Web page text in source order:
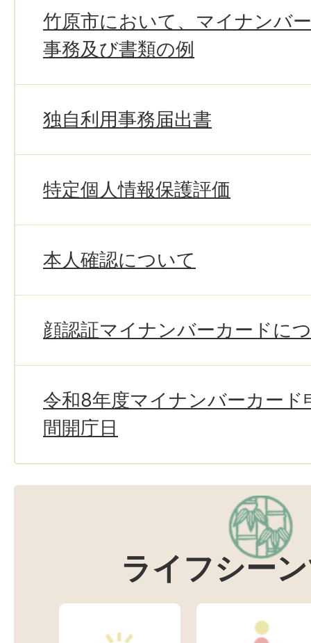
竹原市において、マイナンバ
事務及び書類の例
独自利用事務届出書
特定個人情報保護評価
本人確認について
顔認証マイナンバーカードに
令和8年度マイナンバーカード
間開庁日
ライフシー